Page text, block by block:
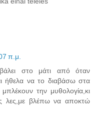
π.μ.
στο μάτι από όταν
ήθελα να το διαβάσω στα
την μυθολογία,κι
λες,με βλέπω να αποκτώ